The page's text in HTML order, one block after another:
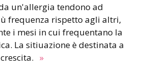
un'allergia tendono ad
frequenza rispetto agli altri,
i mesi in cui frequentano la
La sitiuazione è destinata a
»